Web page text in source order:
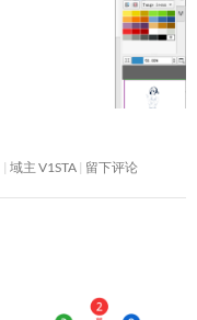
域主 V1STA 留下评论